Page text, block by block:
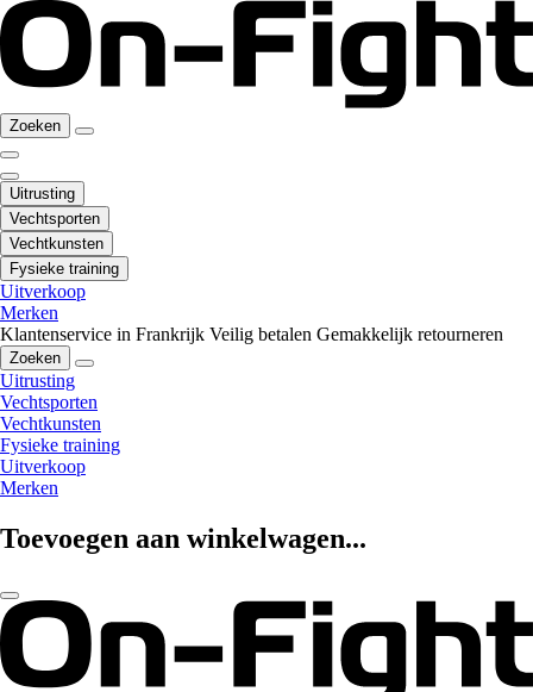
Zoeken
Uitrusting
Vechtsporten
Vechtkunsten
Fysieke training
Uitverkoop
Merken
Klantenservice in Frankrijk Veilig betalen Gemakkelijk retourneren
Zoeken
Uitrusting
Vechtsporten
Vechtkunsten
Fysieke training
Uitverkoop
Merken
Toevoegen aan winkelwagen...